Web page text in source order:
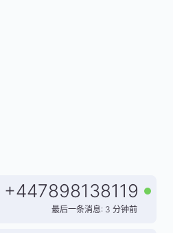
+447898138119
最后一条消息: 3 分钟前